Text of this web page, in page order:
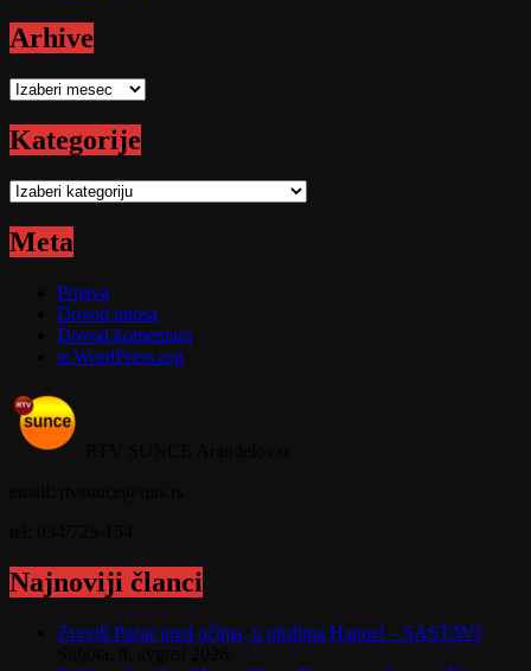
Arhive
Arhive
Kategorije
Kategorije
Meta
Prijava
Dovod unosa
Dovod komentara
sr.WordPress.org
Najnoviji članci
Zvezdi Pazar pred očima, u mislima Hapoel – SASTAVI